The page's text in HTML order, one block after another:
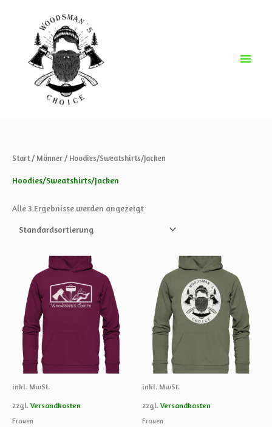
Start/ Männer / Hoodies/Sweatshirts/Jacken
Hoodies/Sweatshirts/Jacken
Alle 3 Ergebnisse werden angezeigt
inkl. MwSt.
zzgl. Versandkosten
Frauen
Produkt
weist
mehrere
Varianten
auf.
Die
Optionen
inkl. MwSt.
zzgl. Versandkosten
Frauen
Produkt
weist
mehrere
Varianten
auf.
Die
Optionen